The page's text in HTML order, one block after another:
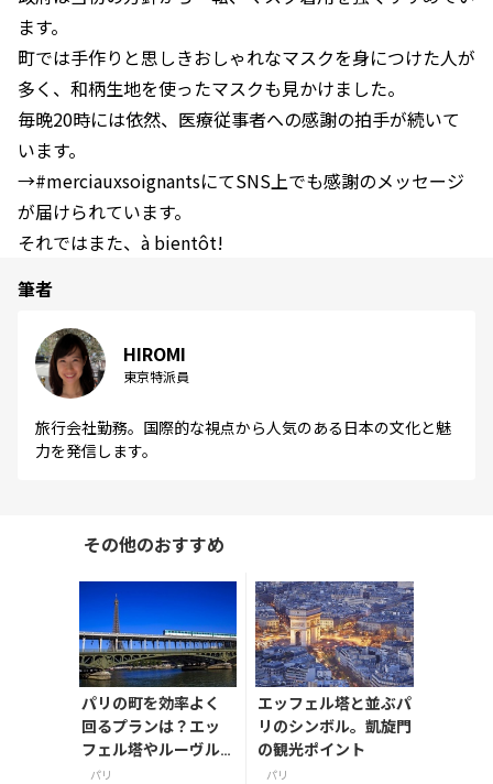
ます。
町では手作りと思しきおしゃれなマスクを身につけた人が
多く、和柄生地を使ったマスクも見かけました。
毎晩20時には依然、医療従事者への感謝の拍手が続いて
います。
→#merciauxsoignantsにてSNS上でも感謝のメッセージ
が届けられています。
それではまた、à bientôt!
筆者
HIROMI
東京特派員
旅行会社勤務。国際的な視点から人気のある日本の文化と魅
力を発信します。
その他のおすすめ
パリの町を効率よく
回るプランは？エッ
フェル塔やルーヴル
を上手に巡るコツ
パリ
エッフェル塔と並ぶパ
リのシンボル。凱旋門
の観光ポイント
パリ